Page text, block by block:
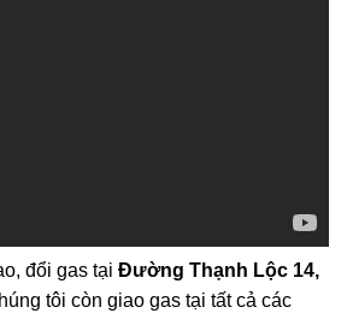
đổi gas tại Đường Thạnh Lộc 14,
tôi còn giao gas tại tất cả các